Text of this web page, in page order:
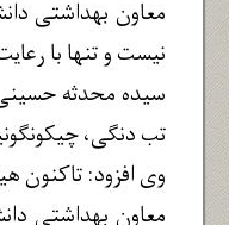
معاون بهداشتی
نیست و تنها با
سیده محدثه حسینی
تب دنگی،
وی افزود: تاکنون
معاون بهداشتی